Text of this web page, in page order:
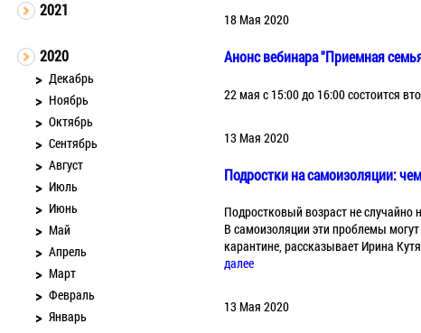
2021
2020
Декабрь
Ноябрь
Октябрь
Сентябрь
Август
Июль
Июнь
Май
Апрель
Март
Февраль
Январь
18 Мая 2020
Анонс вебинара "Приемная
22 мая с 15:00 до 16:00 состоится
13 Мая 2020
Подростки на самоизоляции:
Подростковый возраст не
В самоизоляции эти проблемы
карантине, рассказывает Ирина
далее
13 Мая 2020